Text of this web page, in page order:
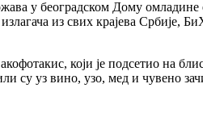
у београдском Дому
из свих крајева Србије,
који је подсетио на
су уз вино, узо, мед и чувено